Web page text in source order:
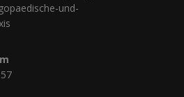
und-